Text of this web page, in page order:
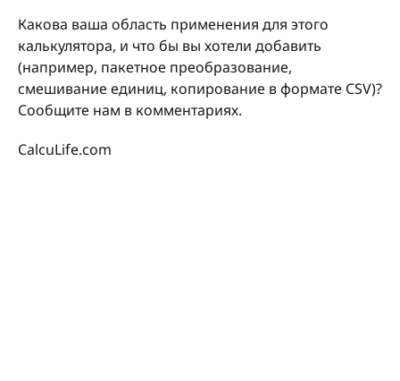
Какова ваша область применения для этого
калькулятора, и что бы вы хотели добавить
(например, пакетное преобразование,
смешивание единиц, копирование в формате CSV)?
Сообщите нам в комментариях.
CalcuLife.com